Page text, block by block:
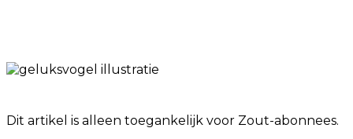
Dit artikel is alleen toegankelijk voor Zout-abonnees.